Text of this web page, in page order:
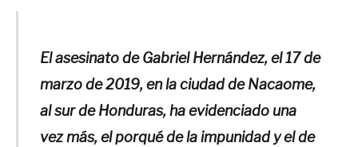
El asesinato de Gabriel Hernández, el 17 de
marzo de 2019, en la ciudad de Nacaome,
al sur de Honduras, ha evidenciado una
vez más, el porqué de la impunidad y el de